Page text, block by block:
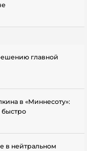
главной
в «Миннесоту»:
быстро
в нейтральном